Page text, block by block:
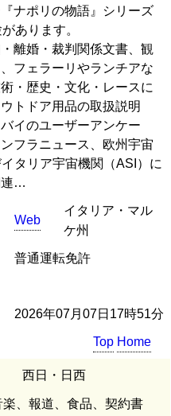
ナポリの物語』シリーズ
あります。
離婚・裁判関係文書、観
フェラーリやランチアな
・歴史・文化・レースに
トドア用品の取扱説明
イのユーザーアンケー
フラニュース、欧州宇宙
タリア宇宙機関（ASI）に
連…
Web
イタリア・マル
ケ州
普通運転免許
2026年07月07日17時51分
Top Home
西日・日西
、報道、食品、契約書